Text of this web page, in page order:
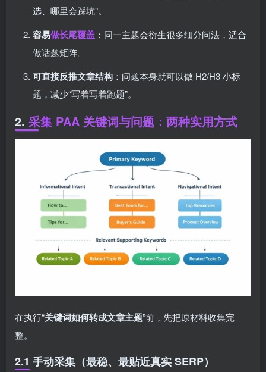
选、哪里会踩坑”。
容易做长尾覆盖 ：同一主题会衍生很多细分问法，适合
做话题矩阵。
可直接反推文章结构 ：问题本身就可以做 H2/H3 小标
题，减少“写着写着跑题”。
2. 采集 PAA 关键词与问题：两种实用方式
在执行“关键词如何转成文章主题”前，先把原材料收集完
整。
2.1 手动采集（最稳、最贴近真实 SERP）